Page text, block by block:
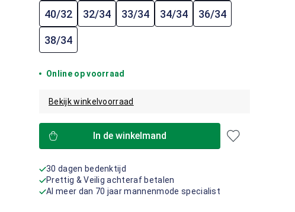
40/32 32/34 33/34 34/34 36/34
38/34
Online op voorraad
Bekijk winkelvoorraad
In de winkelmand
30 dagen bedenktijd
Prettig & Veilig achteraf betalen
Al meer dan 70 jaar mannenmode specialist